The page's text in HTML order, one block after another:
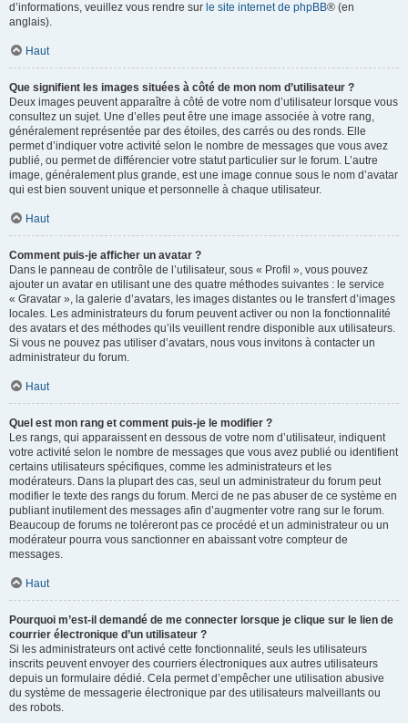
d’informations, veuillez vous rendre sur le site internet de phpBB® (en
anglais).
Haut
Que signifient les images situées à côté de mon nom d’utilisateur ?
Deux images peuvent apparaître à côté de votre nom d’utilisateur lorsque vous
consultez un sujet. Une d’elles peut être une image associée à votre rang,
généralement représentée par des étoiles, des carrés ou des ronds. Elle
permet d’indiquer votre activité selon le nombre de messages que vous avez
publié, ou permet de différencier votre statut particulier sur le forum. L’autre
image, généralement plus grande, est une image connue sous le nom d’avatar
qui est bien souvent unique et personnelle à chaque utilisateur.
Haut
Comment puis-je afficher un avatar ?
Dans le panneau de contrôle de l’utilisateur, sous « Profil », vous pouvez
ajouter un avatar en utilisant une des quatre méthodes suivantes : le service
« Gravatar », la galerie d’avatars, les images distantes ou le transfert d’images
locales. Les administrateurs du forum peuvent activer ou non la fonctionnalité
des avatars et des méthodes qu’ils veuillent rendre disponible aux utilisateurs.
Si vous ne pouvez pas utiliser d’avatars, nous vous invitons à contacter un
administrateur du forum.
Haut
Quel est mon rang et comment puis-je le modifier ?
Les rangs, qui apparaissent en dessous de votre nom d’utilisateur, indiquent
votre activité selon le nombre de messages que vous avez publié ou identifient
certains utilisateurs spécifiques, comme les administrateurs et les
modérateurs. Dans la plupart des cas, seul un administrateur du forum peut
modifier le texte des rangs du forum. Merci de ne pas abuser de ce système en
publiant inutilement des messages afin d’augmenter votre rang sur le forum.
Beaucoup de forums ne toléreront pas ce procédé et un administrateur ou un
modérateur pourra vous sanctionner en abaissant votre compteur de
messages.
Haut
Pourquoi m’est-il demandé de me connecter lorsque je clique sur le lien de
courrier électronique d’un utilisateur ?
Si les administrateurs ont activé cette fonctionnalité, seuls les utilisateurs
inscrits peuvent envoyer des courriers électroniques aux autres utilisateurs
depuis un formulaire dédié. Cela permet d’empêcher une utilisation abusive
du système de messagerie électronique par des utilisateurs malveillants ou
des robots.